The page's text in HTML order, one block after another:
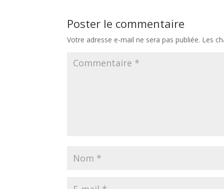
Poster le commentaire
Votre adresse e-mail ne sera pas publiée. Les